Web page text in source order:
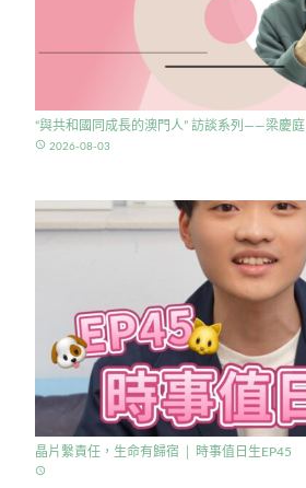
“與共和國同成長的澳門人” 訪談系列——梁慶庭
access_time 2026-08-03
晶片繫責任，生命有歸宿 │ 時事值日生EP45
access_time